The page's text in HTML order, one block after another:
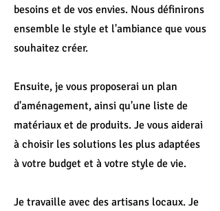
besoins et de vos envies. Nous définirons
ensemble le style et l'ambiance que vous
souhaitez créer.
Ensuite, je vous proposerai un plan
d'aménagement, ainsi qu'une liste de
matériaux et de produits. Je vous aiderai
à choisir les solutions les plus adaptées
à votre budget et à votre style de vie.
Je travaille avec des artisans locaux. Je